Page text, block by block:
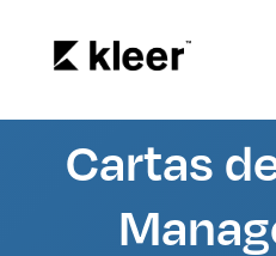
Cartas